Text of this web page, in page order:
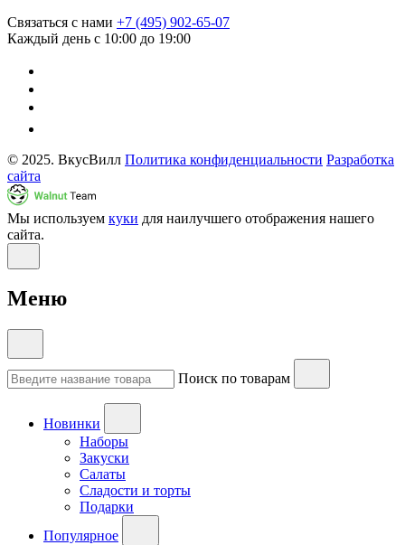
Связаться с нами +7 (495) 902-65-07
Каждый день с 10:00 до 19:00
© 2025. ВкусВилл Политика конфиденциальности Разработка
сайта
Мы используем куки для наилучшего отображения нашего
сайта.
Меню
Поиск по товарам
Новинки
Наборы
Закуски
Салаты
Сладости и торты
Подарки
Популярное